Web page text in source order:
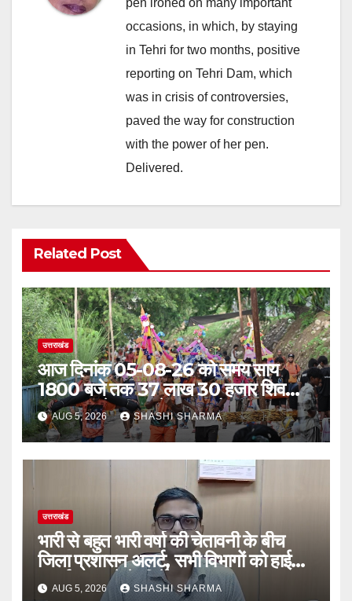
occasions, in which, by staying
in Tehri for two months, positive
reporting on Tehri Dam, which
was in crisis of controversies,
paved the way for construction
with the power of her pen.
Delivered.
Related Post
उत्तराखंड
आज दिनांक 05-08-26 को समय साय
1800 बजे तक 37 लाख 30 हजार शिव
भक्त जल लेकर अपने गंतव्य को प्रस्थान कर
चुके
AUG 5, 2026 SHASHI SHARMA
उत्तराखंड
भारी से बहुत भारी वर्षा की चेतावनी के बीच
जिला प्रशासन अलर्ट, सभी विभागों को हाई
अलर्ट पर रहने के निर्देश
AUG 5, 2026 SHASHI SHARMA